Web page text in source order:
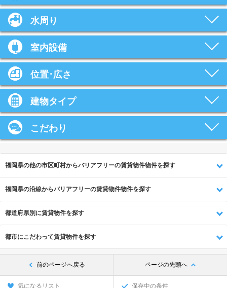
水周り
室内設備
位置･広さ
建物タイプ
こだわり
福岡県の他の市区町村からバリアフリーの賃貸物件物件を探す
福岡県の沿線からバリアフリーの賃貸物件物件を探す
都道府県別に賃貸物件を探す
都市にこだわって賃貸物件を探す
前のページへ戻る ページの先頭へ
気になるリスト 保存中の条件